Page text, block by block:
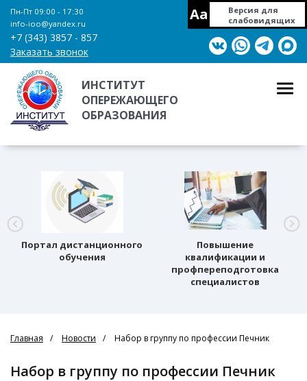
Пн-Пт 09:00 - 17:30
info-ioo@yandex.ru
+7 (343) 3857 - 857
Заказать звонок
Aa
Версия для
слабовидящих
ИНСТИТУТ
ОПЕРЕЖАЮЩЕГО
ОБРАЗОВАНИЯ
Портал дистанционного
обучения
Повышение
квалификации и
профпереподготовка
специалистов
Главная Новости Набор в группу по профессии Печник
Набор в группу по профессии Печник